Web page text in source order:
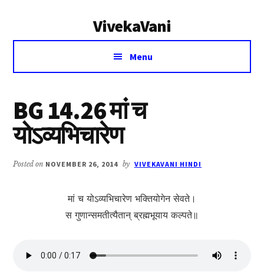
VivekaVani
Voice
Vivekananda
Menu
BG 14.26 मां च
योऽव्यभिचारेण
Posted on NOVEMBER 26, 2014 by VIVEKAVANI HINDI
मां च योऽव्यभिचारेण भक्तियोगेन सेवते।
स गुणान्समतीत्यैता‍न् ब्रह्मभूयाय कल्पते॥